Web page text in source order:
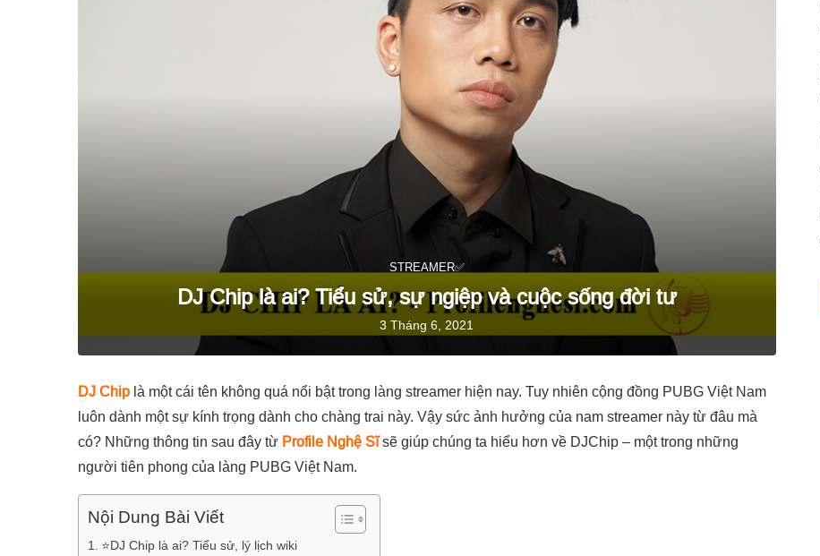
STREAMER✅
DJ Chip là ai? Tiểu sử, sự ngiệp và cuộc sống đời tư
3 Tháng 6, 2021
DJ Chip là một cái tên không quá nổi bật trong làng streamer hiện nay. Tuy nhiên cộng đồng PUBG Việt Nam
luôn dành một sự kính trọng dành cho chàng trai này. Vậy sức ảnh hưởng của nam streamer này từ đâu mà
có? Những thông tin sau đây từ Profile Nghệ Sĩsẽ giúp chúng ta hiểu hơn về DJChip – một trong những
người tiên phong của làng PUBG Việt Nam.
Nội Dung Bài Viết
⭐DJ Chip là ai? Tiểu sử, lý lịch wiki